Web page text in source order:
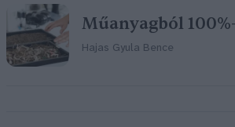
Műanyagból
Hajas Gyula Bence